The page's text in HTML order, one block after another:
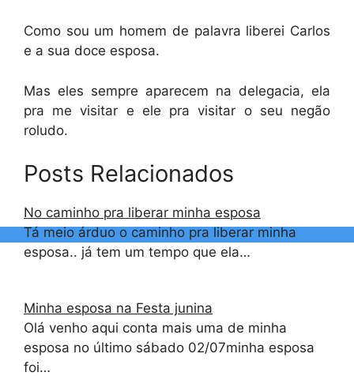
Como sou um homem de palavra liberei Carlos
e a sua doce esposa.
Mas eles sempre aparecem na delegacia, ela
pra me visitar e ele pra visitar o seu negão
roludo.
Posts Relacionados
No caminho pra liberar minha esposa
Tá meio árduo o caminho pra liberar minha
esposa.. já tem um tempo que ela…
Minha esposa na Festa junina
Olá venho aqui conta mais uma de minha
esposa no último sábado 02/07minha esposa
foi…